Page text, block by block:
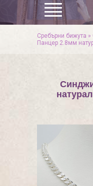
Сребърни бижута »
Панцер 2.8мм